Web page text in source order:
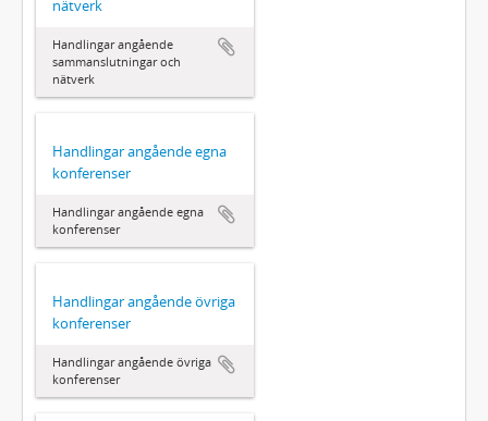
nätverk
Handlingar angående
sammanslutningar och
nätverk
Handlingar angående egna
konferenser
Handlingar angående egna
konferenser
Handlingar angående övriga
konferenser
Handlingar angående övriga
konferenser